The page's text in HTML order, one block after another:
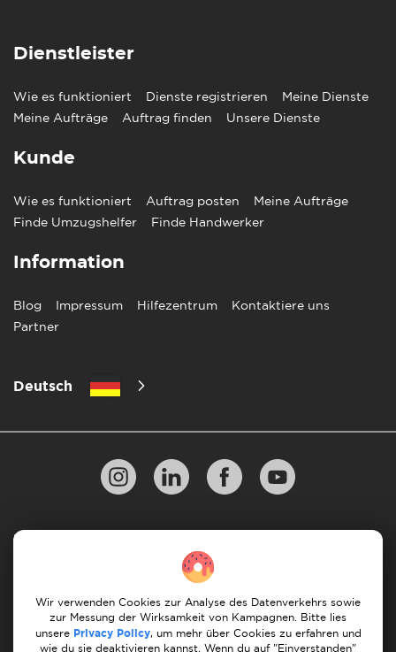
Dienstleister
Wie es funktioniert Dienste registrieren
Meine Dienste
Meine Aufträge
Auftrag finden Unsere Dienste
Kunde
Wie es funktioniert Auftrag posten
Meine Aufträge
Finde Umzugshelfer
Finde Handwerker
Information
Blog Impressum Hilfezentrum
Kontaktiere uns
Partner
Deutsch
Datenschutzbestimmungen
10 Regeln für einen erfolgreichen Umzug
Zahlungsrichtlinien Bedingungen & Konditionen
Stornierung & Rückerstattung
Wir verwenden Cookies zur Analyse des Datenverkehrs sowie
zur Messung der Wirksamkeit von Kampagnen. Bitte lies
unsere Privacy Policy, um mehr über Cookies zu erfahren und
wie du sie deaktivieren kannst. Wenn du auf "Einverstanden"